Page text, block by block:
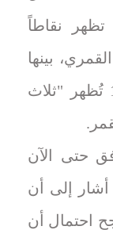
12" و"أبولو 17"، تظهر نقاطاً
بينها
صورة التقطت في ديسمبر 1972 تُظهر "ثلاث
حتى الآن
أشار إلى أن
احتمال أن